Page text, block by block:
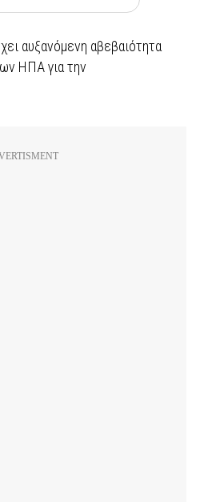
αυξανόμενη αβεβαιότητα
ΗΠΑ για την